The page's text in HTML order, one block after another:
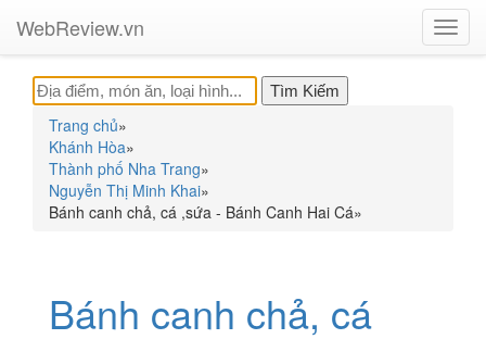
WebReview.vn
Trang chủ»
Khánh Hòa»
Thành phố Nha Trang»
Nguyễn Thị Minh Khai»
Bánh canh chả, cá ,sứa - Bánh Canh Hai Cá»
Bánh canh chả, cá